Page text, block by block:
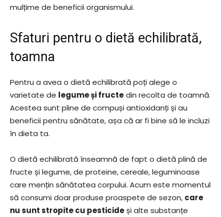
mulțime de beneficii organismului.
Sfaturi pentru o dietă echilibrată,
toamna
Pentru a avea o dietă echilibrată poți alege o
varietate de legume și fructedin recolta de toamnă.
Acestea sunt pline de compuși antioxidanți și au
beneficii pentru sănătate, așa că ar fi bine să le incluzi
în dieta ta.
O dietă echilibrată înseamnă de fapt o dietă plină de
fructe și legume, de proteine, cereale, leguminoase
care mențin sănătatea corpului. Acum este momentul
să consumi doar produse proaspete de sezon, care
nu sunt stropite cu pesticideși alte substanțe